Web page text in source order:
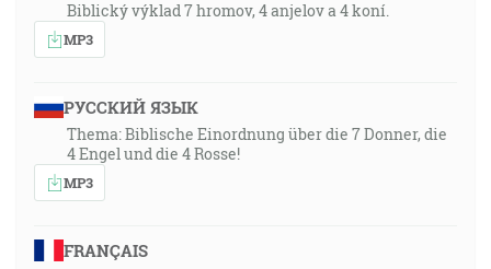
Biblický výklad 7 hromov, 4 anjelov a 4 koní.
MP3
РУССКИЙ ЯЗЫК
Thema: Biblische Einordnung über die 7 Donner, die
4 Engel und die 4 Rosse!
MP3
FRANÇAIS